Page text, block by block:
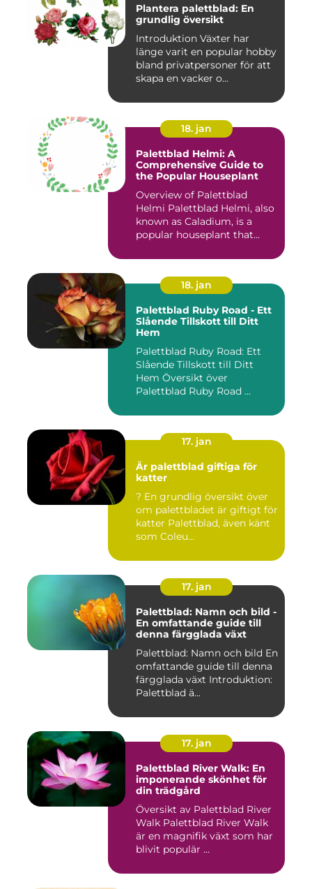
Plantera palettblad: En
grundlig översikt
Introduktion Växter har
länge varit en popular hobby
bland privatpersoner för att
skapa en vacker o...
18. jan
Palettblad Helmi: A
Comprehensive Guide to
the Popular Houseplant
Overview of Palettblad
Helmi Palettblad Helmi, also
known as Caladium, is a
popular houseplant that...
18. jan
Palettblad Ruby Road - Ett
Slående Tillskott till Ditt
Hem
Palettblad Ruby Road: Ett
Slående Tillskott till Ditt
Hem Översikt över
Palettblad Ruby Road ...
17. jan
Är palettblad giftiga för
katter
? En grundlig översikt över
om palettbladet är giftigt för
katter Palettblad, även känt
som Coleu...
17. jan
Palettblad: Namn och bild -
En omfattande guide till
denna färgglada växt
Palettblad: Namn och bild En
omfattande guide till denna
färgglada växt Introduktion:
Palettblad ä...
17. jan
Palettblad River Walk: En
imponerande skönhet för
din trädgård
Översikt av Palettblad River
Walk Palettblad River Walk
är en magnifik växt som har
blivit populär ...